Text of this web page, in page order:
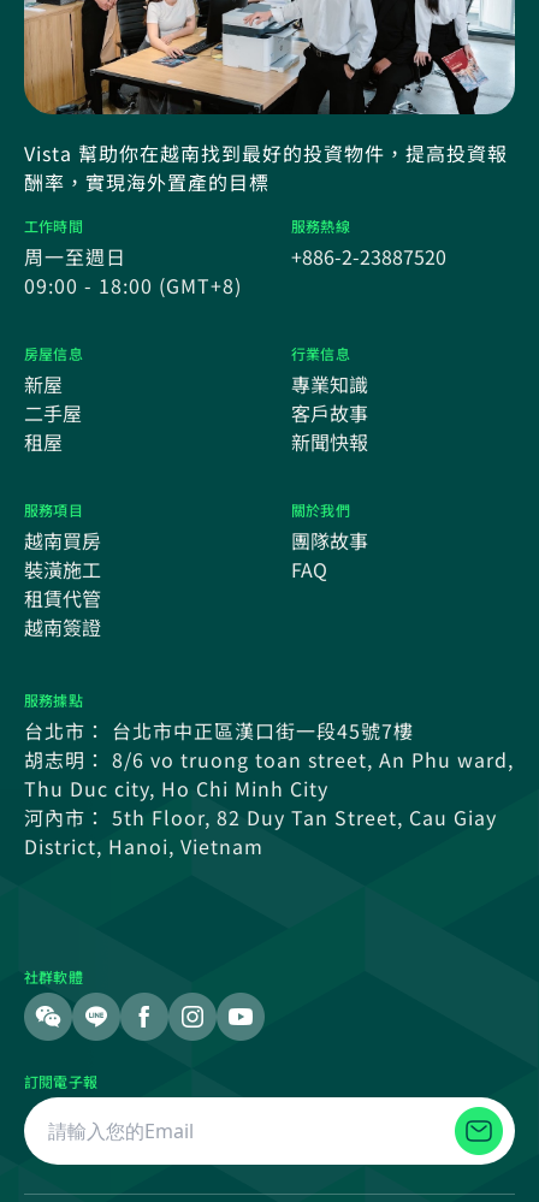
Vista 幫助你在越南找到最好的投資物件，提高投資報
酬率，實現海外置產的目標
工作時間
周一至週日
09:00 - 18:00 (GMT+8)
服務熱線
+886-2-23887520
房屋信息
新屋
二手屋
租屋
行業信息
專業知識
客戶故事
新聞快報
服務項目
越南買房
裝潢施工
租賃代管
越南簽證
關於我們
團隊故事
FAQ
服務據點
台北市： 台北市中正區漢口街一段45號7樓
胡志明： 8/6 vo truong toan street, An Phu ward,
Thu Duc city, Ho Chi Minh City
河內市： 5th Floor, 82 Duy Tan Street, Cau Giay
District, Hanoi, Vietnam
社群軟體
訂閱電子報